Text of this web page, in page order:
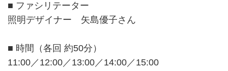
■ ファシリテーター
照明デザイナー 矢島優子さん
■ 時間（各回 約50分）
11:00／12:00／13:00／14:00／15:00